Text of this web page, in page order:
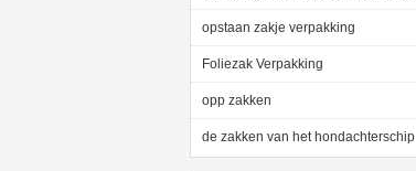
opstaan zakje verpakking
Foliezak Verpakking
opp zakken
de zakken van het hondachterschip